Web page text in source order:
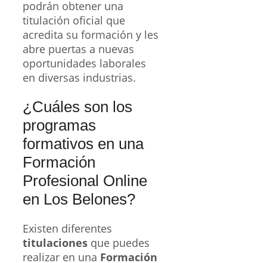
podrán obtener una
titulación oficial que
acredita su formación y les
abre puertas a nuevas
oportunidades laborales
en diversas industrias.
¿Cuáles son los
programas
formativos en una
Formación
Profesional Online
en Los Belones?
Existen diferentes
titulaciones que puedes
realizar en una Formación